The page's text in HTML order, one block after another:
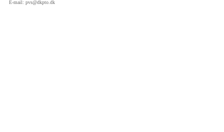
E-mail: pvs@dkpto.dk